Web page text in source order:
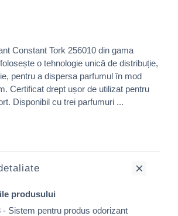
Constant Tork 256010 din gama
o tehnologie unică de distribuție,
pentru a dispersa parfumul în mod
Certificat drept ușor de utilizat pentru
Disponibil cu trei parfumuri ...
produsului
- Sistem pentru produs odorizant